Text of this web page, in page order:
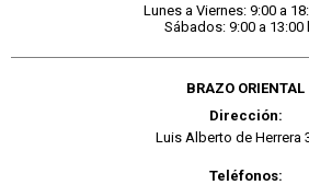
Lunes a Viernes: 9:00 a
Sábados: 9:00 a 13:00
BRAZO ORIENTAL
Dirección:
Luis Alberto de Herrera
Teléfonos: